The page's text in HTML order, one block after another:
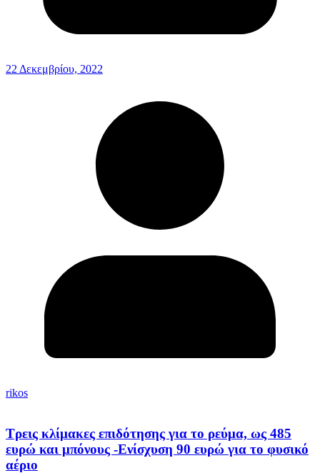
22 Δεκεμβρίου, 2022
rikos
Τρεις κλίμακες επιδότησης για το ρεύμα, ως 485
ευρώ και μπόνους -Ενίσχυση 90 ευρώ για το φυσικό
αέριο